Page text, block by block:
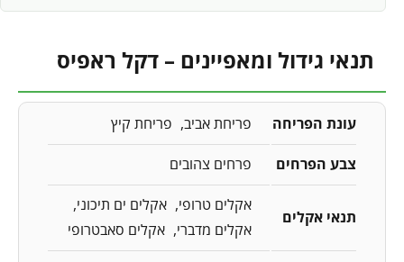
תנאי גידול ומאפיינים – דקל ראפיס
עונת הפריחה פריחת אביב פריחת קיץ
צבע הפרחים פרחים צהובים
תנאי אקלים
אקלים טרופי
אקלים ים תיכוני
אקלים מדברי
אקלים סאבטרופי